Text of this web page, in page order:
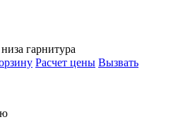
гарнитура
Расчет цены Вызвать